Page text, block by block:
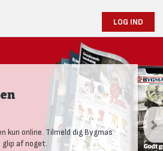
LOG IND
kun online. Tilmeld dig Bygmas
glip af noget.